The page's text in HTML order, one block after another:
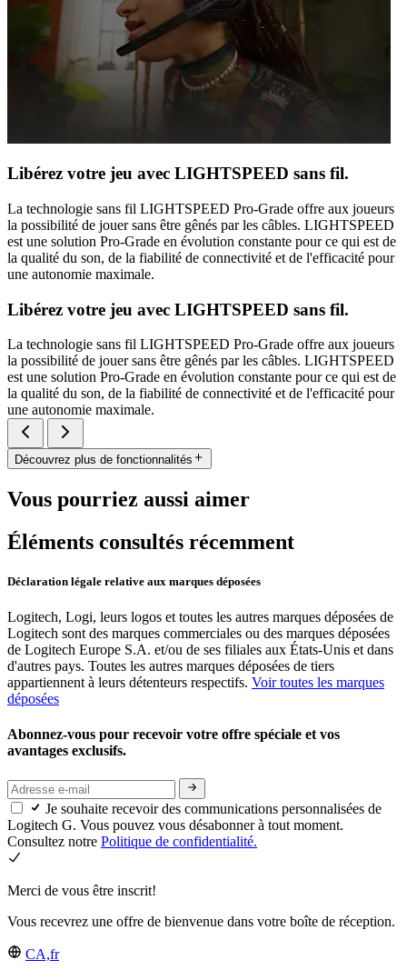
Libérez votre jeu avec LIGHTSPEED sans fil.
La technologie sans fil LIGHTSPEED Pro-Grade offre aux joueurs
la possibilité de jouer sans être gênés par les câbles. LIGHTSPEED
est une solution Pro-Grade en évolution constante pour ce qui est de
la qualité du son, de la fiabilité de connectivité et de l'efficacité pour
une autonomie maximale.
Libérez votre jeu avec LIGHTSPEED sans fil.
La technologie sans fil LIGHTSPEED Pro-Grade offre aux joueurs
la possibilité de jouer sans être gênés par les câbles. LIGHTSPEED
est une solution Pro-Grade en évolution constante pour ce qui est de
la qualité du son, de la fiabilité de connectivité et de l'efficacité pour
une autonomie maximale.
Découvrez plus de fonctionnalités
Vous pourriez aussi aimer
Éléments consultés récemment
Déclaration légale relative aux marques déposées
Logitech, Logi, leurs logos et toutes les autres marques déposées de
Logitech sont des marques commerciales ou des marques déposées
de Logitech Europe S.A. et/ou de ses filiales aux États-Unis et dans
d'autres pays. Toutes les autres marques déposées de tiers
appartiennent à leurs détenteurs respectifs. Voir toutes les marques
déposées
Abonnez-vous pour recevoir votre offre spéciale et vos
avantages exclusifs.
Je souhaite recevoir des communications personnalisées de
Logitech G. Vous pouvez vous désabonner à tout moment.
Consultez notre Politique de confidentialité.
Merci de vous être inscrit!
Vous recevrez une offre de bienvenue dans votre boîte de réception.
CA,fr